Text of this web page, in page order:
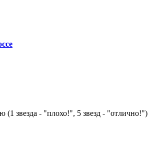
(1 звезда - "плохо!", 5 звезд - "отлично!")